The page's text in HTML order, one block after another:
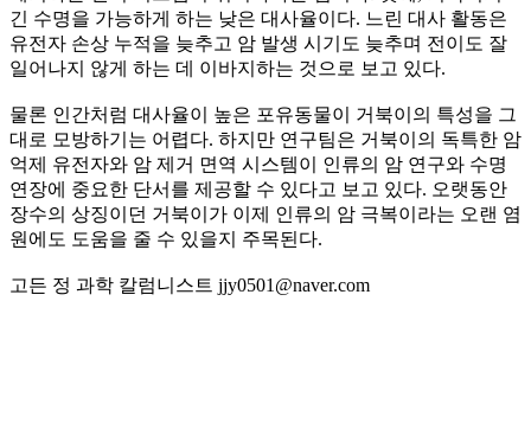
긴 수명을 가능하게 하는 낮은 대사율이다. 느린 대사 활동은
유전자 손상 누적을 늦추고 암 발생 시기도 늦추며 전이도 잘
일어나지 않게 하는 데 이바지하는 것으로 보고 있다.
물론 인간처럼 대사율이 높은 포유동물이 거북이의 특성을 그
대로 모방하기는 어렵다. 하지만 연구팀은 거북이의 독특한 암
억제 유전자와 암 제거 면역 시스템이 인류의 암 연구와 수명
연장에 중요한 단서를 제공할 수 있다고 보고 있다. 오랫동안
장수의 상징이던 거북이가 이제 인류의 암 극복이라는 오랜 염
원에도 도움을 줄 수 있을지 주목된다.
고든 정 과학 칼럼니스트 jjy0501@naver.com